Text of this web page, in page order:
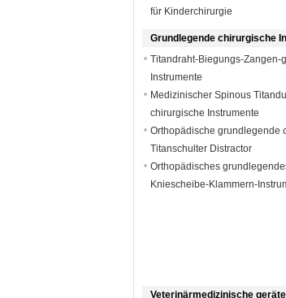
für Kinderchirurgie
Grundlegende chirurgische
Titandraht-Biegungs-Zangen-
Instrumente
Medizinischer Spinous
chirurgische Instrumente
Orthopädische grundlegende
Titanschulter Distractor
Orthopädisches
Kniescheibe-Klammern-
Veterinärmedizinische geräte